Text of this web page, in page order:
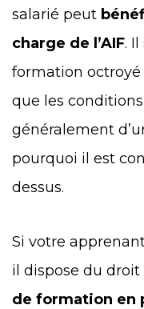
salarié peut
charge de l’AIF.
formation octroyé
que les
généralement
pourquoi il est
dessus.
Si votre
il dispose du
de formation en